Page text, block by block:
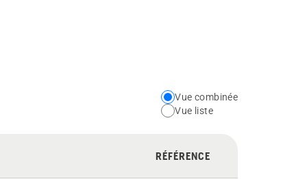
Choose
your
view
Vue combinée
Vue liste
RÉFÉRENCE